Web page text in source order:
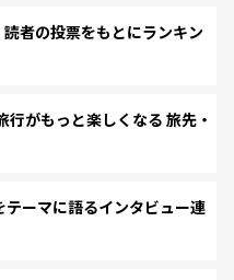
者の投票をもとにランキン
がもっと楽しくなる 旅先・
ーマに語るインタビュー連